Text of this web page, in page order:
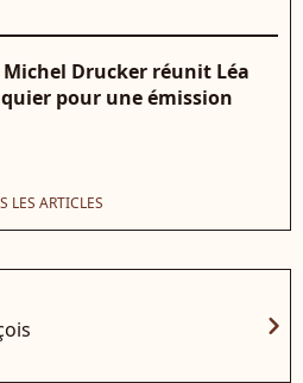
Drucker réunit Léa
pour une émission
LES ARTICLES
chevron_right